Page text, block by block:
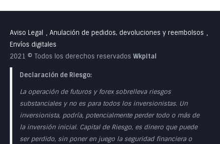
Aviso Legal • Anulación de pedidos, devoluciones y reembolsos •
Envíos digitales
2021 © Todos los derechos reservados Wkpital
Declaración de Riesgo:
La operación de futuros y forex sobrelleva riesgos
substanciales y no es para todos los inversionistas. Un
inversionista, podría, potencialmente perder todo o más de
la inversión inicial. Capital de Riesgo, es dinero que puede
ser perdido, sin poner en juego la seguridad financiera o